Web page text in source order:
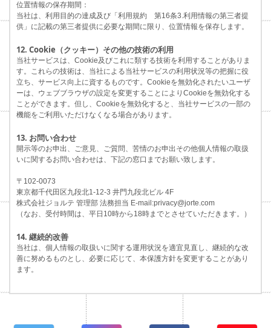
位置情報の保存期間：
当社は、利用目的の達成及び「利用規約 第16条3.利用情報の第三者提
供」に記載の第三者提供に必要な期間に限り、位置情報を保存します。
12. Cookie（クッキー）その他の技術の利用
当社サービスは、Cookie及びこれに類する技術を利用することがありま
す。これらの技術は、当社による当社サービスの利用状況等の把握に役
立ち、サービス向上に資するものです。Cookieを無効化されたいユーザ
ーは、ウェブブラウザの設定を変更することによりCookieを無効化する
ことができます。但し、Cookieを無効化すると、当社サービスの一部の
機能をご利用いただけなくなる場合があります。
13. お問い合わせ
開示等のお申出、ご意見、ご質問、苦情のお申出その他個人情報の取扱
いに関するお問い合わせは、下記の窓口までお願い致します。
〒102-0073
東京都千代田区九段北1-12-3 井門九段北ビル 4F
株式会社ジョルテ 管理部 法務担当 E-mail:privacy@jorte.com
（なお、受付時間は、平日10時から18時までとさせていただきます。）
14. 継続的改善
当社は、個人情報の取扱いに関する運用状況を適宜見直し、継続的な改
善に努めるものとし、必要に応じて、本保護方針を変更することがあり
ます。